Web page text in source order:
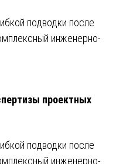
подводки после
инженерно-
проектных
подводки после
инженерно-